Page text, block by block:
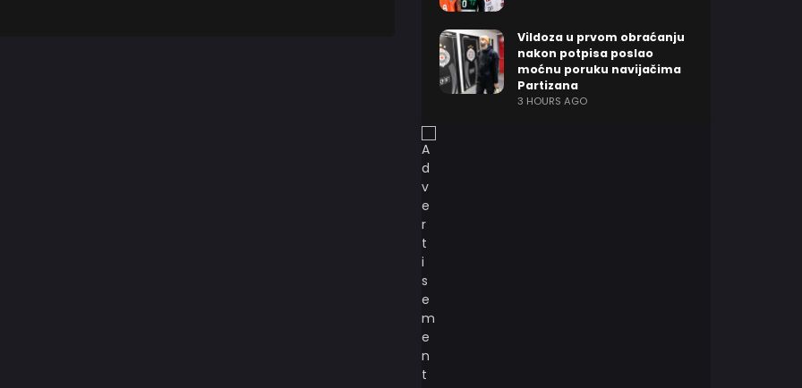
Vildoza u prvom obraćanju
nakon potpisa poslao
moćnu poruku navijačima
Partizana
3 HOURS AGO